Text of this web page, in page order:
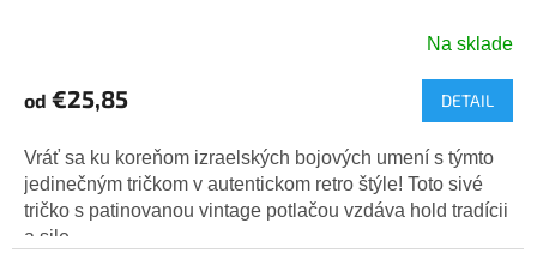
Na sklade
od €25,85 DETAIL
Vráť sa ku koreňom izraelských bojových umení s týmto
jedinečným tričkom v autentickom retro štýle! Toto sivé
tričko s patinovanou vintage potlačou vzdáva hold tradícii
a sile...